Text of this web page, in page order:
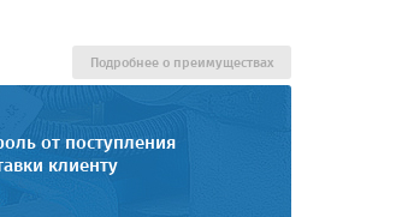
от поступления
клиенту
Подробнее о преимуществах